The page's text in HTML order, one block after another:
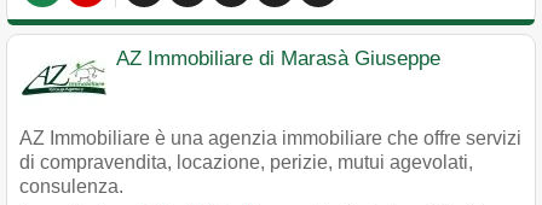
AZ Immobiliare di Marasà Giuseppe
AZ Immobiliare è una agenzia immobiliare che offre servizi
di compravendita, locazione, perizie, mutui agevolati,
consulenza.